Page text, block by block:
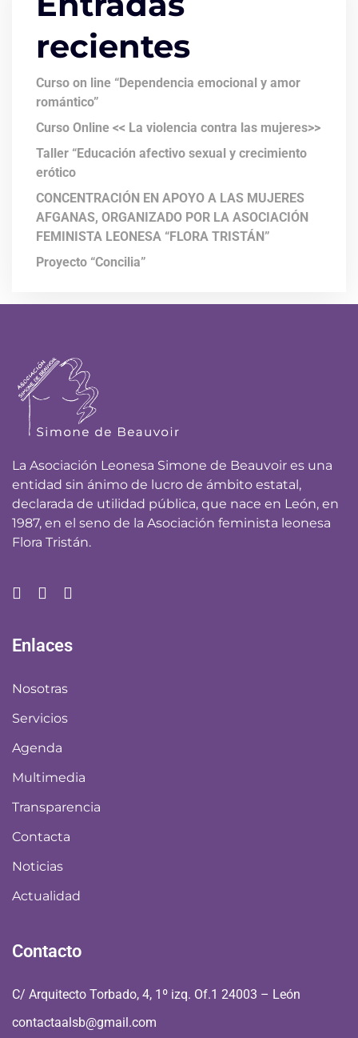
recientes
Curso on line “Dependencia emocional y amor
romántico”
Curso Online << La violencia contra las mujeres>>
Taller “Educación afectivo sexual y crecimiento
erótico
CONCENTRACIÓN EN APOYO A LAS MUJERES
AFGANAS, ORGANIZADO POR LA ASOCIACIÓN
FEMINISTA LEONESA “FLORA TRISTÁN”
Proyecto “Concilia”
La Asociación Leonesa Simone de Beauvoir es una
entidad sin ánimo de lucro de ámbito estatal,
declarada de utilidad pública, que nace en León, en
1987, en el seno de la Asociación feminista leonesa
Flora Tristán.
Enlaces
Nosotras
Servicios
Agenda
Multimedia
Transparencia
Contacta
Noticias
Actualidad
Contacto
C/ Arquitecto Torbado, 4, 1º izq. Of.1 24003 – León
contactaalsb@gmail.com